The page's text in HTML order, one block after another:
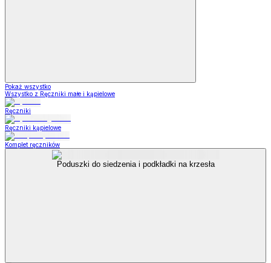
Pokaż wszystko
Wszystko z Ręczniki małe i kąpielowe
Ręczniki
Ręczniki kąpielowe
Komplet ręczników
Poduszki do siedzenia i podkładki na krzesła